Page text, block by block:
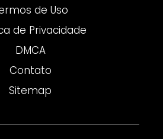
de Uso
de Privacidade
DMCA
Contato
Sitemap